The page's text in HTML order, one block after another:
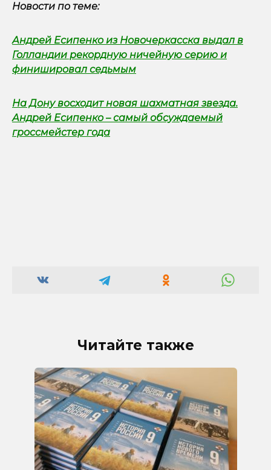
Новости по теме:
Андрей Есипенко из Новочеркасска выдал в
Голландии рекордную ничейную серию и
финишировал седьмым
На Дону восходит новая шахматная звезда.
Андрей Есипенко – самый обсуждаемый
гроссмейстер года
Читайте также